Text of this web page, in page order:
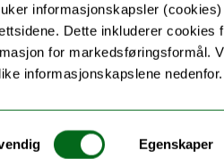
informasjonskapsler
Dette inkluderer
for markedsføringsformål.
informasjonskapslene nedenfor.
Egenskaper
For skoler
Ledige
English
Logg inn